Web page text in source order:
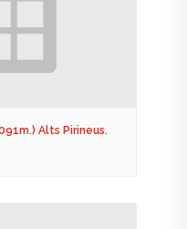
Alts Pirineus.